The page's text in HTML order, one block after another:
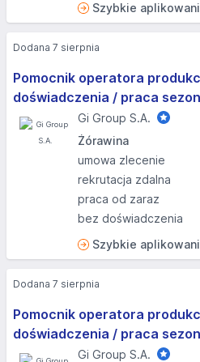
Szybkie
Pomocnik operatora
doświadczenia / praca
Gi Group S.A.
Żórawina
umowa zlecenie
rekrutacja zdalna
praca od zaraz
bez doświadczenia
Szybkie
Dodana 7 sierpnia
Pomocnik operatora
doświadczenia / praca
Gi Group S.A.
Dodana 7 sierpnia